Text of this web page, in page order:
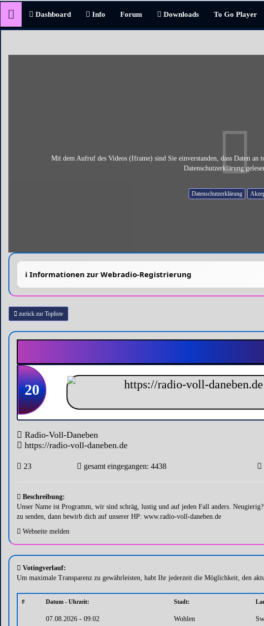
Dashboard Info Forum Downloads To Go Player
Mit dem Aufruf des Videos (Iframe) sind Sie einverstanden, dass Daten
Datenschutzerklärung
Datenschutzerklärung
zurück zur Topliste
20
Radio-Voll-Daneben
https://radio-voll-daneben.de
23 gesamt eingegangen: 4438
Beschreibung:
Unser Name ist Programm, wir sind schräg, lustig und auf jeden Fall anders.
zu senden, dann bewirb dich auf unserer HP: www.radio-voll-daneben.de
Webseite melden
Votingverlauf:
Um maximale Transparenz zu gewährleisten, habt Ihr jederzeit die Möglichkeit, den
# Datum - Uhrzeit: Stadt:
07.08.2026 - 09:02 Wohlen